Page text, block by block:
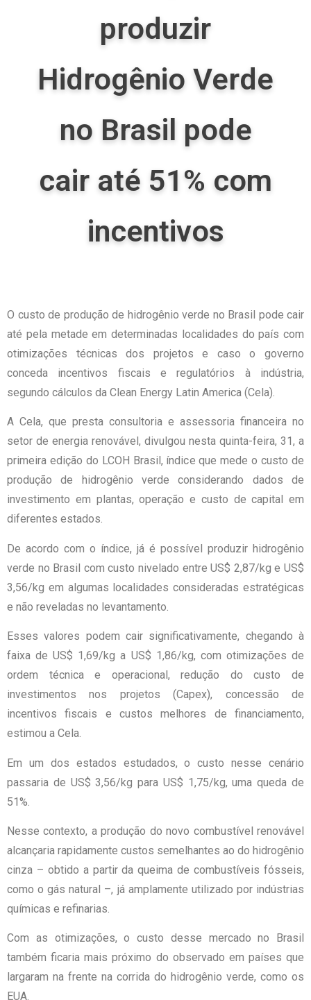
produzir
Hidrogênio Verde
no Brasil pode
cair até 51% com
incentivos
O custo de produção de hidrogênio verde no Brasil pode cair
até pela metade em determinadas localidades do país com
otimizações técnicas dos projetos e caso o governo
conceda incentivos fiscais e regulatórios à indústria,
segundo cálculos da Clean Energy Latin America (Cela).
A Cela, que presta consultoria e assessoria financeira no
setor de energia renovável, divulgou nesta quinta-feira, 31, a
primeira edição do LCOH Brasil, índice que mede o custo de
produção de hidrogênio verde considerando dados de
investimento em plantas, operação e custo de capital em
diferentes estados.
De acordo com o índice, já é possível produzir hidrogênio
verde no Brasil com custo nivelado entre US$ 2,87/kg e US$
3,56/kg em algumas localidades consideradas estratégicas
e não reveladas no levantamento.
Esses valores podem cair significativamente, chegando à
faixa de US$ 1,69/kg a US$ 1,86/kg, com otimizações de
ordem técnica e operacional, redução do custo de
investimentos nos projetos (Capex), concessão de
incentivos fiscais e custos melhores de financiamento,
estimou a Cela.
Em um dos estados estudados, o custo nesse cenário
passaria de US$ 3,56/kg para US$ 1,75/kg, uma queda de
51%.
Nesse contexto, a produção do novo combustível renovável
alcançaria rapidamente custos semelhantes ao do hidrogênio
cinza – obtido a partir da queima de combustíveis fósseis,
como o gás natural –, já amplamente utilizado por indústrias
químicas e refinarias.
Com as otimizações, o custo desse mercado no Brasil
também ficaria mais próximo do observado em países que
largaram na frente na corrida do hidrogênio verde, como os
EUA.